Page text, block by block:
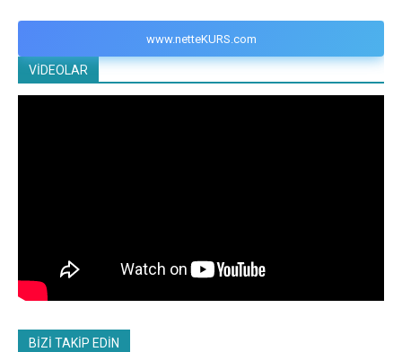
www.netteKURS.com
VİDEOLAR
BİZİ TAKİP EDİN